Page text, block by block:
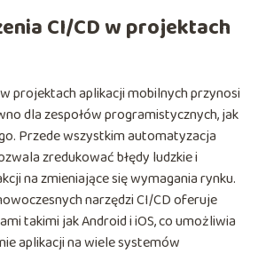
CI/CD w projektach
projektach aplikacji mobilnych przynosi
dla zespołów programistycznych, jak
Przede wszystkim automatyzacja
zredukować błędy ludzkie i
na zmieniające się wymagania rynku.
narzędzi CI/CD oferuje
takimi jak Android i iOS, co umożliwia
aplikacji na wiele systemów